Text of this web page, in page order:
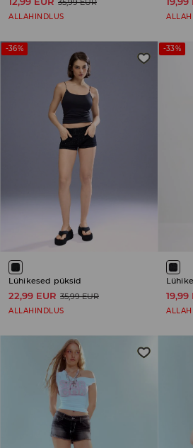
35,99 EUR
ALLAHINDLUS
-36%
Lühikesed püksid
22,99 EUR 35,99 EUR
ALLAHINDLUS
-33%
19,99